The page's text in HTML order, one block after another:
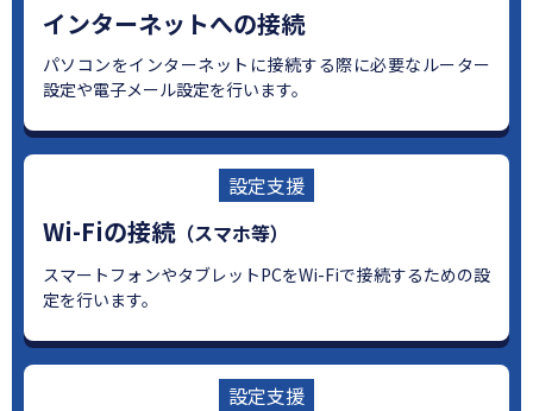
インターネットへの接続
パソコンをインターネットに接続する際に必要なルーター
設定や電子メール設定を行います。
設定支援
Wi-Fiの接続（スマホ等）
スマートフォンやタブレットPCをWi-Fiで接続するための設
定を行います。
設定支援